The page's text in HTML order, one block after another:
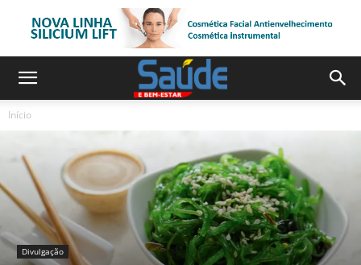
Início
Divulgação